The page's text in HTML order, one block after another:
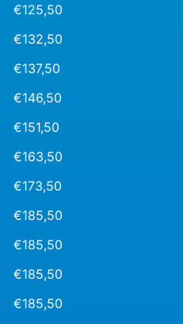
€125,50
€132,50
€137,50
€146,50
€151,50
€163,50
€173,50
€185,50
€185,50
€185,50
€185,50